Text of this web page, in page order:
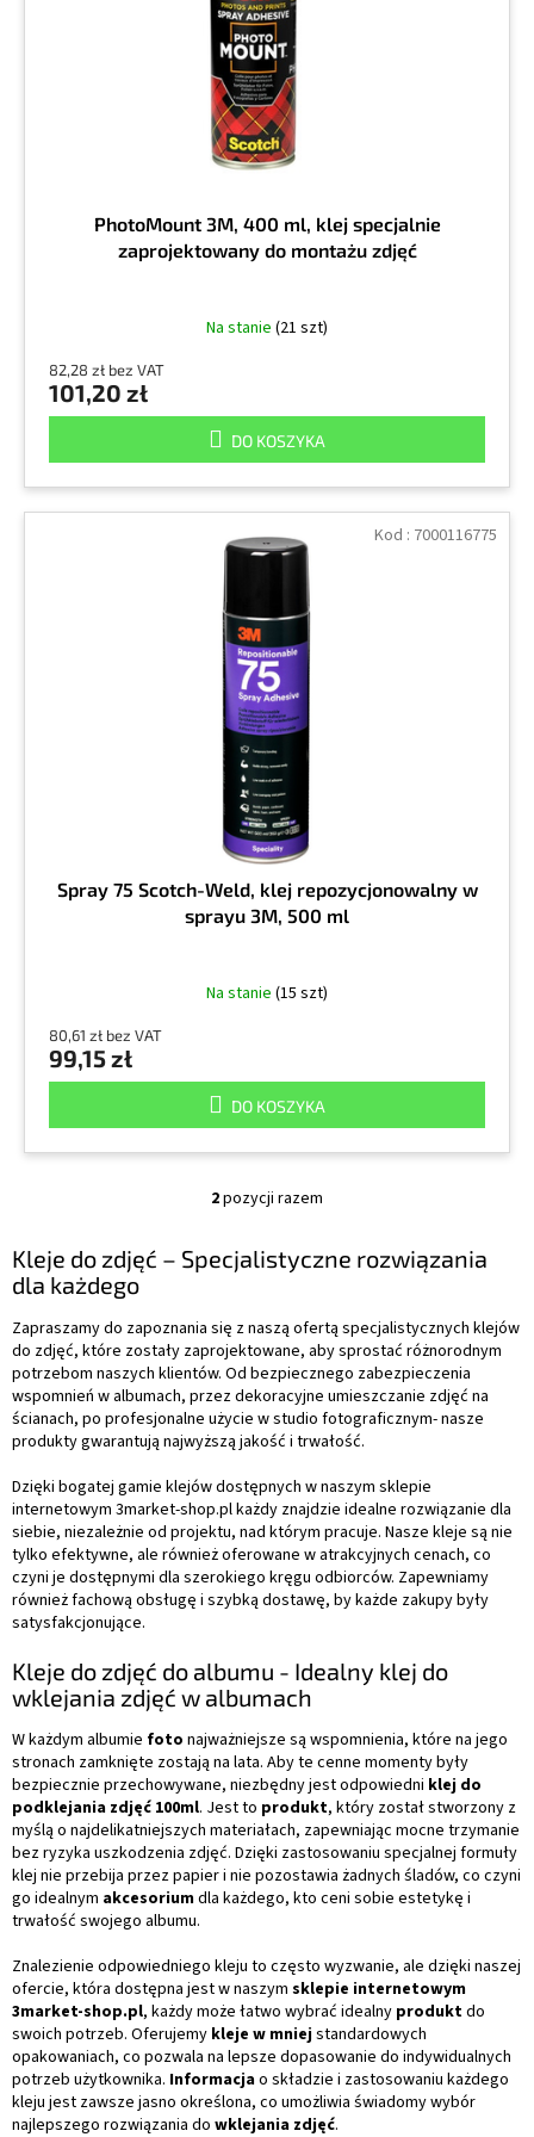
PhotoMount 3M, 400 ml, klej specjalnie
zaprojektowany do montażu zdjęć
Na stanie (21 szt)
82,28 zł bez VAT
101,20 zł
DO KOSZYKA
Spray 75 Scotch-Weld, klej repozycjonowalny w
sprayu 3M, 500 ml
Na stanie (15 szt)
80,61 zł bez VAT
99,15 zł
DO KOSZYKA
Kod : 7000116775
K
n
t
o
l
k
i
l
i
t
y
2pozycji razem
Kleje do zdjęć – Specjalistyczne rozwiązania
dla każdego
Zapraszamy do zapoznania się z naszą ofertą specjalistycznych klejów
do zdjęć, które zostały zaprojektowane, aby sprostać różnorodnym
potrzebom naszych klientów. Od bezpiecznego zabezpieczenia
wspomnień w albumach, przez dekoracyjne umieszczanie zdjęć na
ścianach, po profesjonalne użycie w studio fotograficznym- nasze
produkty gwarantują najwyższą jakość i trwałość.
Dzięki bogatej gamie klejów dostępnych w naszym sklepie
internetowym 3market-shop.pl każdy znajdzie idealne rozwiązanie dla
siebie, niezależnie od projektu, nad którym pracuje. Nasze kleje są nie
tylko efektywne, ale również oferowane w atrakcyjnych cenach, co
czyni je dostępnymi dla szerokiego kręgu odbiorców. Zapewniamy
również fachową obsługę i szybką dostawę, by każde zakupy były
satysfakcjonujące.
Kleje do zdjęć do albumu - Idealny klej do
wklejania zdjęć w albumach
W każdym albumie foto najważniejsze są wspomnienia, które na jego
stronach zamknięte zostają na lata. Aby te cenne momenty były
bezpiecznie przechowywane, niezbędny jest odpowiedni klej do
podklejania zdjęć 100ml. Jest to produkt, który został stworzony z
myślą o najdelikatniejszych materiałach, zapewniając mocne trzymanie
bez ryzyka uszkodzenia zdjęć. Dzięki zastosowaniu specjalnej formuły
klej nie przebija przez papier i nie pozostawia żadnych śladów, co czyni
go idealnym akcesoriumdla każdego, kto ceni sobie estetykę i
trwałość swojego albumu.
Znalezienie odpowiedniego kleju to często wyzwanie, ale dzięki naszej
ofercie, która dostępna jest w naszym sklepie internetowym
3market-shop.pl, każdy może łatwo wybrać idealny produktdo
swoich potrzeb. Oferujemy kleje w mniejstandardowych
opakowaniach, co pozwala na lepsze dopasowanie do indywidualnych
potrzeb użytkownika. Informacjao składzie i zastosowaniu każdego
kleju jest zawsze jasno określona, co umożliwia świadomy wybór
najlepszego rozwiązania do wklejania zdjęć.